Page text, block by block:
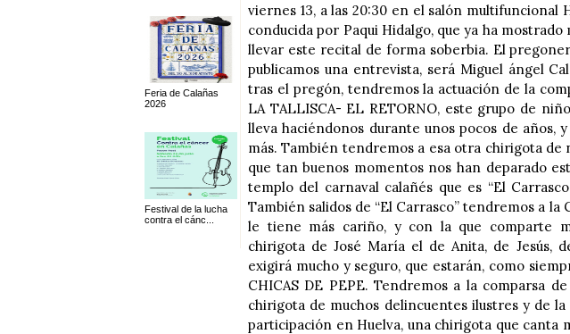
Feria de Calañas
2026
Festival de la lucha
contra el cánc...
viernes 13, a las 20:30 en el salón multifuncional
conducida por Paqui Hidalgo, que ya ha mostrado
llevar este recital de forma soberbia. El
publicamos una entrevista, será Miguel ángel
tras el pregón, tendremos la actuación de la
LA TALLISCA- EL RETORNO, este grupo de
lleva haciéndonos durante unos pocos de años,
más. También tendremos a esa otra chirigota de
que tan buenos momentos nos han deparado
templo del carnaval calañés que es “El
También salidos de “El Carrasco” tendremos a
le tiene más cariño, y con la que comparte
chirigota de José María el de Anita, de Jesús,
exigirá mucho y seguro, que estarán, como
CHICAS DE PEPE. Tendremos a la comparsa
chirigota de muchos delincuentes ilustres y de la
participación en Huelva, una chirigota que canta